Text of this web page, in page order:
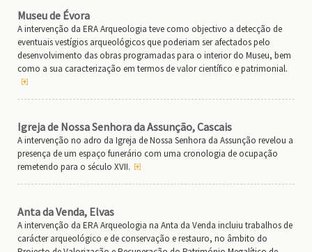
Museu de Évora
A intervenção da ERA Arqueologia teve como objectivo a detecção de
eventuais vestígios arqueológicos que poderiam ser afectados pelo
desenvolvimento das obras programadas para o interior do Museu, bem
como a sua caracterização em termos de valor científico e patrimonial.
Igreja de Nossa Senhora da Assunção, Cascais
A intervenção no adro da Igreja de Nossa Senhora da Assunção revelou a
presença de um espaço funerário com uma cronologia de ocupação
remetendo para o século XVII.
Anta da Venda, Elvas
A intervenção da ERA Arqueologia na Anta da Venda incluiu trabalhos de
carácter arqueológico e de conservação e restauro, no âmbito do